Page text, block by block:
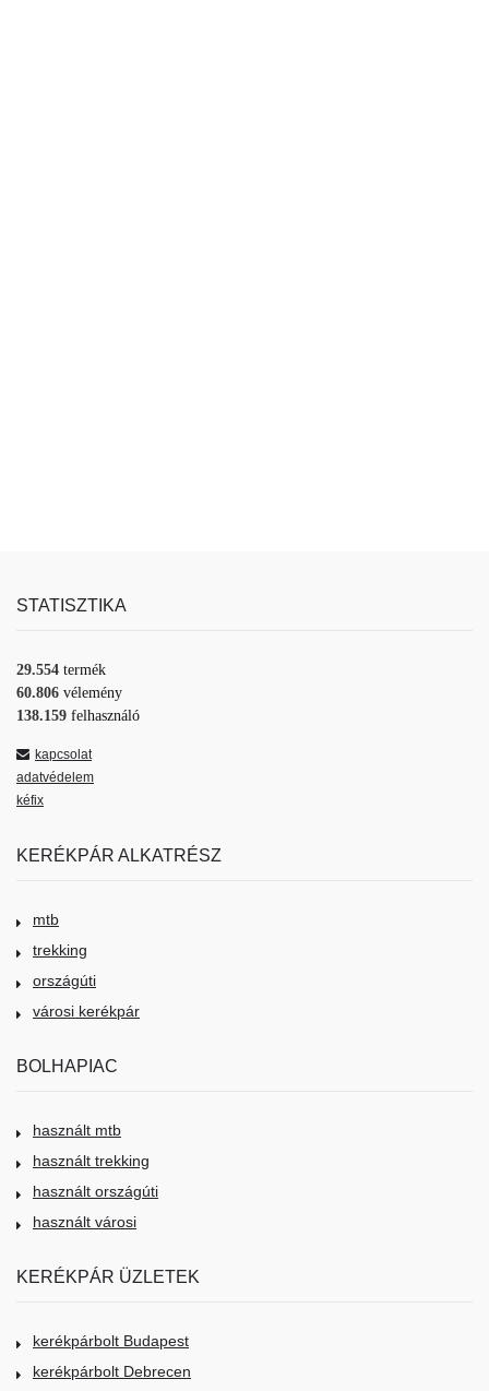
STATISZTIKA
29.554 termék
60.806 vélemény
138.159 felhasználó
kapcsolat
adatvédelem
kéfix
KERÉKPÁR ALKATRÉSZ
mtb
trekking
országúti
városi kerékpár
BOLHAPIAC
használt mtb
használt trekking
használt országúti
használt városi
KERÉKPÁR ÜZLETEK
kerékpárbolt Budapest
kerékpárbolt Debrecen